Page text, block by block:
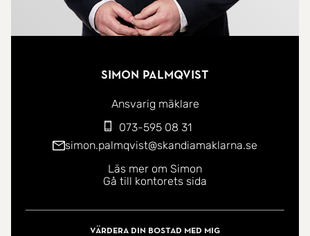
Simon Palmqvist
Ansvarig mäklare
073-595 08 31
simon.palmqvist@skandiamaklarna.se
Läs mer om Simon
Gå till kontorets sida
Värdera din bostad med mig